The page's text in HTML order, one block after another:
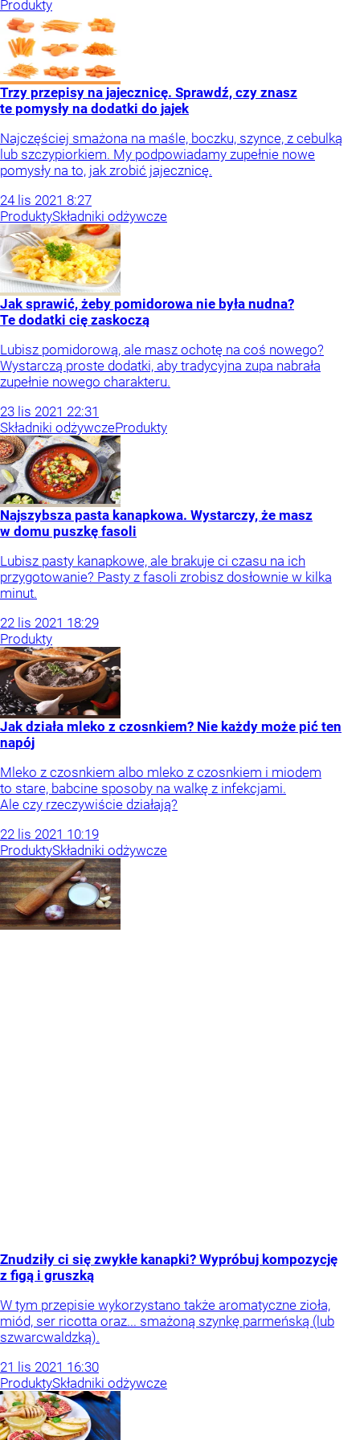
Produkty
Trzy przepisy na jajecznicę. Sprawdź, czy znasz
te pomysły na dodatki do jajek
Najczęściej smażona na maśle, boczku, szynce, z cebulką
lub szczypiorkiem. My podpowiadamy zupełnie nowe
pomysły na to, jak zrobić jajecznicę.
24 lis 2021 8:27
ProduktySkładniki odżywcze
Jak sprawić, żeby pomidorowa nie była nudna?
Te dodatki cię zaskoczą
Lubisz pomidorową, ale masz ochotę na coś nowego?
Wystarczą proste dodatki, aby tradycyjna zupa nabrała
zupełnie nowego charakteru.
23 lis 2021 22:31
Składniki odżywczeProdukty
Najszybsza pasta kanapkowa. Wystarczy, że masz
w domu puszkę fasoli
Lubisz pasty kanapkowe, ale brakuje ci czasu na ich
przygotowanie? Pasty z fasoli zrobisz dosłownie w kilka
minut.
22 lis 2021 18:29
Produkty
Jak działa mleko z czosnkiem? Nie każdy może pić ten
napój
Mleko z czosnkiem albo mleko z czosnkiem i miodem
to stare, babcine sposoby na walkę z infekcjami.
Ale czy rzeczywiście działają?
22 lis 2021 10:19
ProduktySkładniki odżywcze
Znudziły ci się zwykłe kanapki? Wypróbuj kompozycję
z figą i gruszką
W tym przepisie wykorzystano także aromatyczne zioła,
miód, ser ricotta oraz... smażoną szynkę parmeńską (lub
szwarcwaldzką).
21 lis 2021 16:30
ProduktySkładniki odżywcze